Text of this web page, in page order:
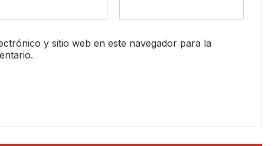
y sitio web en este navegador para la